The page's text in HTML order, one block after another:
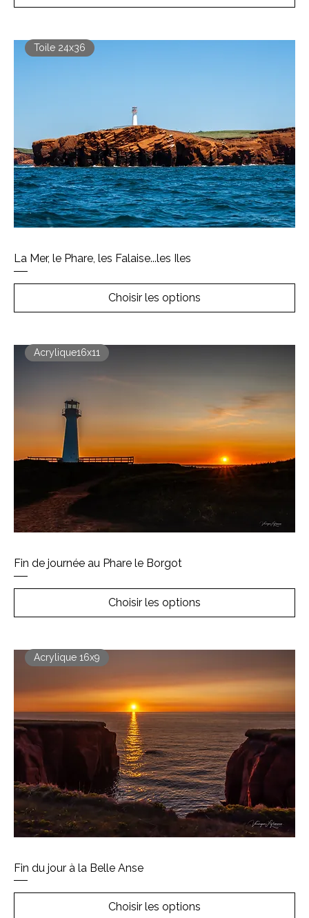
Toile 24x36
La Mer, le Phare, les Falaise...les Iles
Choisir les options
Acrylique16x11
Fin de journée au Phare le Borgot
Choisir les options
Acrylique 16x9
Fin du jour à la Belle Anse
Choisir les options